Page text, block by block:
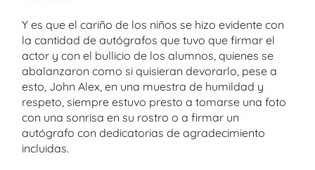
Y es que el cariño de los niños se hizo evidente con
la cantidad de autógrafos que tuvo que firmar el
actor y con el bullicio de los alumnos, quienes se
abalanzaron como si quisieran devorarlo, pese a
esto, John Alex, en una muestra de humildad y
respeto, siempre estuvo presto a tomarse una foto
con una sonrisa en su rostro o a firmar un
autógrafo con dedicatorias de agradecimiento
incluidas.